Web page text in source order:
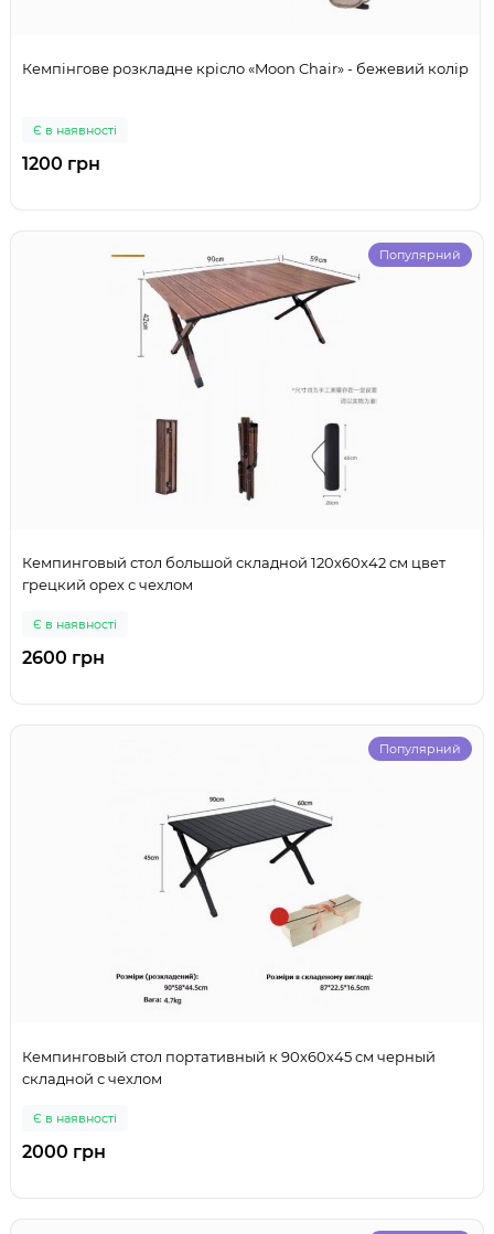
Кемпінгове розкладне крісло «Moon Chair» - бежевий колір
Є в наявності
1200 грн
Популярний
Кемпинговый стол большой складной 120х60х42 см цвет
грецкий орех с чехлом
Є в наявності
2600 грн
Популярний
Кемпинговый стол портативный к 90х60х45 см черный
складной с чехлом
Є в наявності
2000 грн